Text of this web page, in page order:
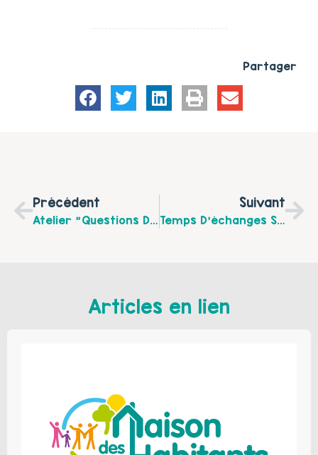
Partager
Précédent
Atelier "Questions D'ados" Le 18 Mars 2020 De 14 H À 17 H À La Maison Des Adolescents À Saint-Omer
Suivant
Temps D’échanges Sur Les Conduites Suicidaires Chez L’adolescent Le Vendredi 27 Mars 2020 De 9 H À 12 H À La Maison Des Adolescents À Saint-Omer
Articles en lien